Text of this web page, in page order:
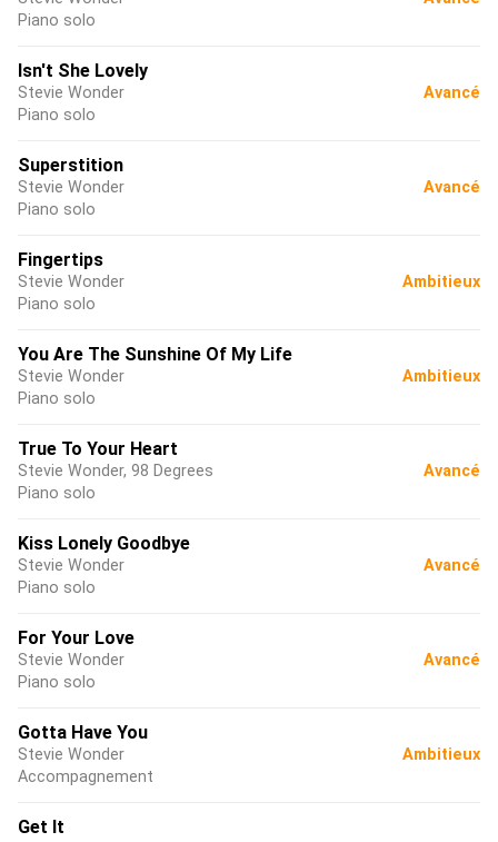
Piano solo
Isn't She Lovely
Stevie Wonder
Piano solo
Avancé
Superstition
Stevie Wonder
Piano solo
Avancé
Fingertips
Stevie Wonder
Piano solo
Ambitieux
You Are The Sunshine Of My Life
Stevie Wonder
Piano solo
Ambitieux
True To Your Heart
Stevie Wonder, 98 Degrees
Piano solo
Avancé
Kiss Lonely Goodbye
Stevie Wonder
Piano solo
Avancé
For Your Love
Stevie Wonder
Piano solo
Avancé
Gotta Have You
Stevie Wonder
Accompagnement
Ambitieux
Get It